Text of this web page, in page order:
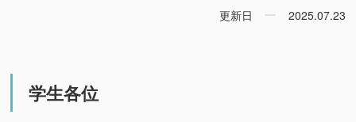
更新日 2025.07.23
学生各位